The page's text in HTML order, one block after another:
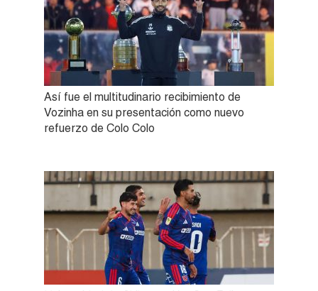
Así fue el multitudinario recibimiento de
Vozinha en su presentación como nuevo
refuerzo de Colo Colo